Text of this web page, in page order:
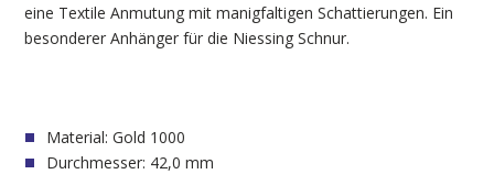
eine Textile Anmutung mit manigfaltigen Schattierungen. Ein
besonderer Anhänger für die Niessing Schnur.
Material: Gold 1000
Durchmesser: 42,0 mm